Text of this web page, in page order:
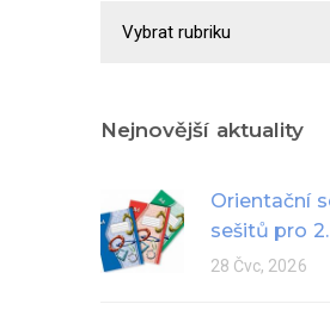
Nejnovější aktuality
Orientační
sešitů pro
28 Čvc, 2026